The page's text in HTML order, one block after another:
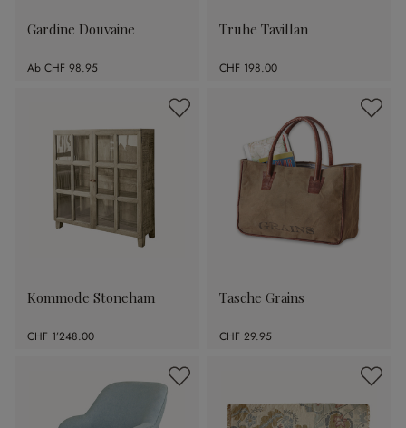
Gardine Douvaine
Ab CHF 98.95
Truhe Tavillan
CHF 198.00
Kommode Stoneham
CHF 1’248.00
Tasche Grains
CHF 29.95